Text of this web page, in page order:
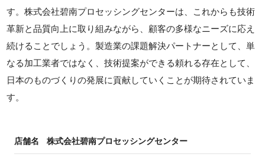
す。株式会社碧南プロセッシングセンターは、これからも技術
革新と品質向上に取り組みながら、顧客の多様なニーズに応え
続けることでしょう。製造業の課題解決パートナーとして、単
なる加工業者ではなく、技術提案ができる頼れる存在として、
日本のものづくりの発展に貢献していくことが期待されていま
す。
店舗名 株式会社碧南プロセッシングセンター